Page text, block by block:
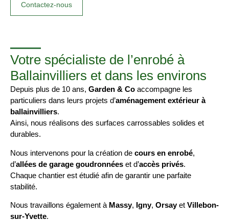
Contactez-nous
Votre spécialiste de l’enrobé à
Ballainvilliers et dans les environs
Depuis plus de 10 ans, Garden & Co accompagne les
particuliers dans leurs projets d’aménagement extérieur à
ballainvilliers.
Ainsi, nous réalisons des surfaces carrossables solides et
durables.
Nous intervenons pour la création de cours en enrobé,
d’allées de garage goudronnées et d’accès privés.
Chaque chantier est étudié afin de garantir une parfaite
stabilité.
Nous travaillons également à Massy, Igny, Orsayet Villebon-
sur-Yvette.